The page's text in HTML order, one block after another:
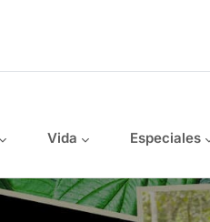
Vida Especiales